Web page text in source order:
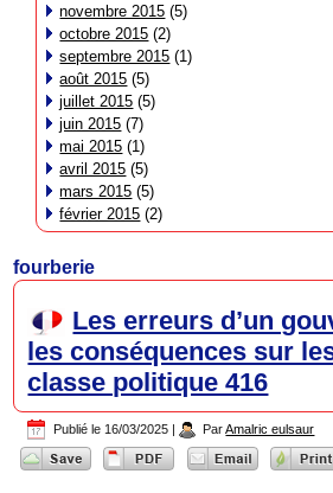
novembre 2015 (5)
octobre 2015 (2)
septembre 2015 (1)
août 2015 (5)
juillet 2015 (5)
juin 2015 (7)
mai 2015 (1)
avril 2015 (5)
mars 2015 (5)
février 2015 (2)
fourberie
Les erreurs d’un
les conséquences sur
classe politique 416
Publié le 16/03/2025 | Par Amalric eulsaur